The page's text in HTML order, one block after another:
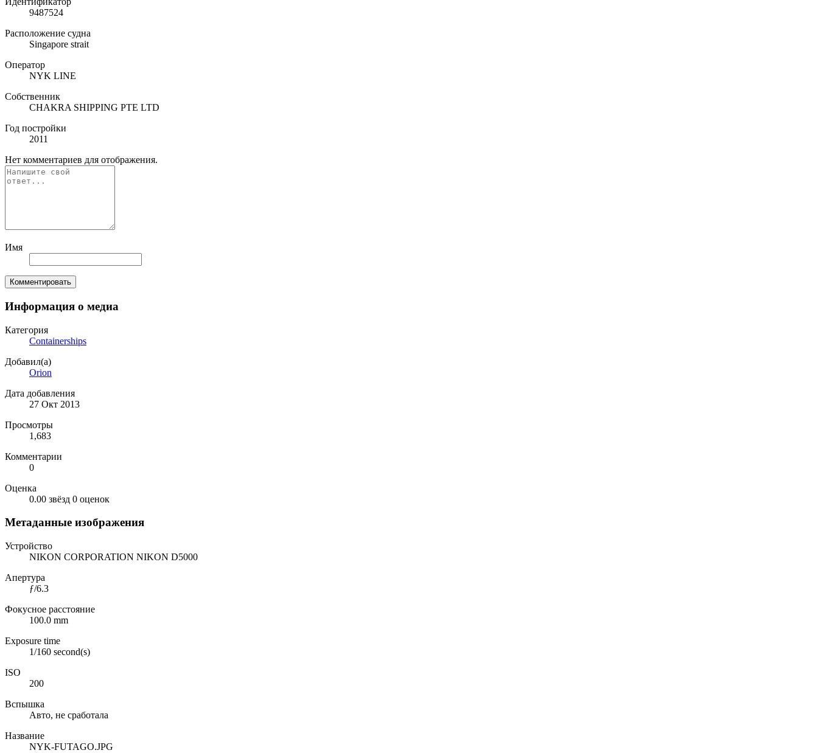
9487524
Расположение судна
Singapore strait
Оператор
NYK LINE
Собственник
CHAKRA SHIPPING PTE LTD
Год постройки
2011
Нет комментариев для отображения.
Имя
Комментировать
Информация о медиа
Категория
Containerships
Добавил(а)
Orion
Дата добавления
27 Окт 2013
Просмотры
1,683
Комментарии
0
Оценка
0.00 звёзд 0 оценок
Метаданные изображения
Устройство
NIKON CORPORATION NIKON D5000
Апертура
ƒ/6.3
Фокусное расстояние
100.0 mm
Exposure time
1/160 second(s)
ISO
200
Вспышка
Авто, не сработала
Название
NYK-FUTAGO.JPG